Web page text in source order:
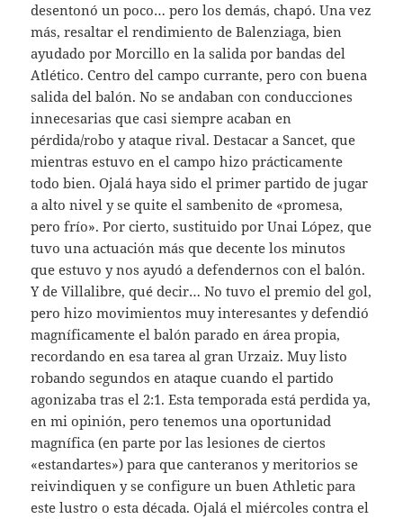
desentonó un poco… pero los demás, chapó. Una vez
más, resaltar el rendimiento de Balenziaga, bien
ayudado por Morcillo en la salida por bandas del
Atlético. Centro del campo currante, pero con buena
salida del balón. No se andaban con conducciones
innecesarias que casi siempre acaban en
pérdida/robo y ataque rival. Destacar a Sancet, que
mientras estuvo en el campo hizo prácticamente
todo bien. Ojalá haya sido el primer partido de jugar
a alto nivel y se quite el sambenito de «promesa,
pero frío». Por cierto, sustituido por Unai López, que
tuvo una actuación más que decente los minutos
que estuvo y nos ayudó a defendernos con el balón.
Y de Villalibre, qué decir… No tuvo el premio del gol,
pero hizo movimientos muy interesantes y defendió
magníficamente el balón parado en área propia,
recordando en esa tarea al gran Urzaiz. Muy listo
robando segundos en ataque cuando el partido
agonizaba tras el 2:1. Esta temporada está perdida ya,
en mi opinión, pero tenemos una oportunidad
magnífica (en parte por las lesiones de ciertos
«estandartes») para que canteranos y meritorios se
reivindiquen y se configure un buen Athletic para
este lustro o esta década. Ojalá el miércoles contra el